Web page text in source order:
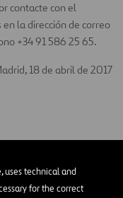
uses technical and
for the correct
contacte con el
la dirección de correo
+34 91 586 25 65.
18 de abril de 2017